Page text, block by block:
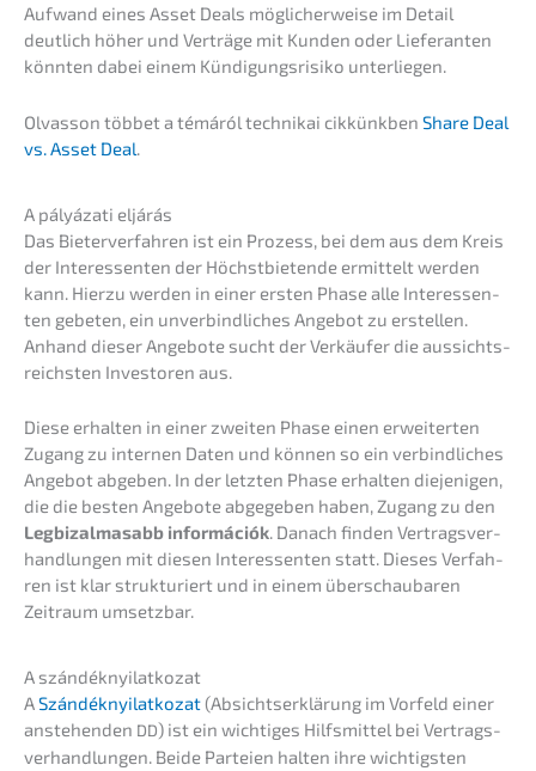
Aufwand eines Asset Deals mögli­cher­wei­se im Detail
deutlich höher und Verträ­ge mit Kunden oder Liefe­ran­ten
könnten dabei einem Kündi­gungs­ri­si­ko unterliegen.
Olvas­son többet a témáról techni­k­ai cikkünk­ben Share Deal
vs. Asset Deal.
A pályá­za­ti eljárás
Das Bieter­ver­fah­ren ist ein Prozess, bei dem aus dem Kreis
der Inter­es­sen­ten der Höchst­bie­ten­de ermit­telt werden
kann. Hierzu werden in einer ersten Phase alle Inter­es­sen­
ten gebeten, ein unver­bind­li­ches Angebot zu erstel­len.
Anhand dieser Angebo­te sucht der Verkäu­fer die aussichts­
reichs­ten Inves­to­ren aus.
Diese erhal­ten in einer zweiten Phase einen erwei­ter­ten
Zugang zu inter­nen Daten und können so ein verbind­li­ches
Angebot abgeben. In der letzten Phase erhal­ten dieje­ni­gen,
die die besten Angebo­te abgege­ben haben, Zugang zu den
Legbi­zal­mas­abb infor­má­ciók. Danach finden Vertrags­ver­
hand­lun­gen mit diesen Inter­es­sen­ten statt. Dieses Verfah­
ren ist klar struk­tu­riert und in einem überschau­ba­ren
Zeitraum umsetzbar.
A szándé­kny­ilat­ko­zat
ASzándé­kny­ilat­ko­zat (Absichts­er­klä­rung im Vorfeld einer
anste­hen­den DD) ist ein wichti­ges Hilfs­mit­tel bei Vertrags­
ver­hand­lun­gen. Beide Partei­en halten ihre wichtigs­ten